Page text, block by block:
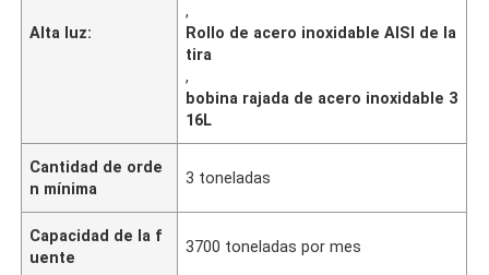
Alta luz:
,
Rollo de acero inoxidable AISI de la
tira
,
bobina rajada de acero inoxidable 3
16L
Cantidad de orde
n mínima
3 toneladas
Capacidad de la f
uente
3700 toneladas por mes